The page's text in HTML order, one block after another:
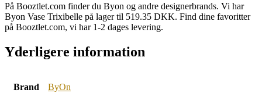
På Booztlet.com finder du Byon og andre designerbrands. Vi har
Byon Vase Trixibelle på lager til 519.35 DKK. Find dine favoritter
på Booztlet.com, vi har 1-2 dages levering.
Yderligere information
Brand ByOn